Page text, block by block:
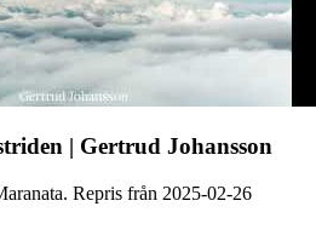
| Gertrud Johansson
Repris från 2025-02-26